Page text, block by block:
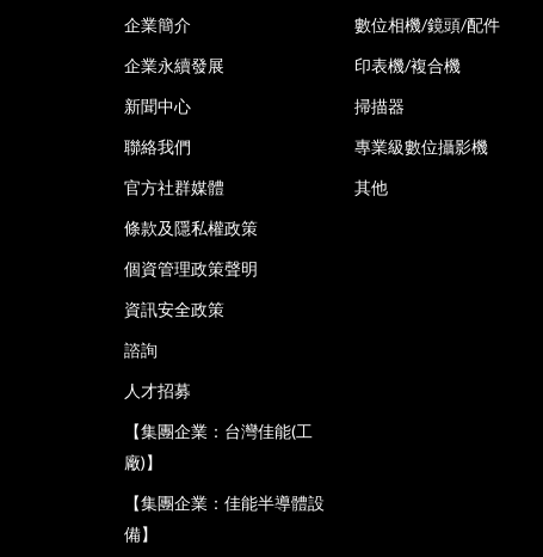
企業簡介
企業永續發展
新聞中心
聯絡我們
官方社群媒體
條款及隱私權政策
個資管理政策聲明
資訊安全政策
諮詢
人才招募
【集團企業：台灣佳能(工
廠)】
【集團企業：佳能半導體設
備】
數位相機/鏡頭/配件
印表機/複合機
掃描器
專業級數位攝影機
其他